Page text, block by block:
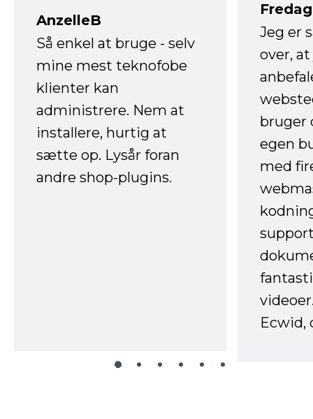
AnzelleB
Så enkel at bruge - selv
mine mest teknofobe
klienter kan
administrere. Nem at
installere, hurtig at
sætte op. Lysår foran
andre shop-plugins.
Jeg er
over,
bruger
egen
med
Ecwid,